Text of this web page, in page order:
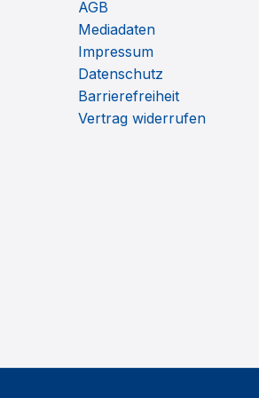
AGB
Mediadaten
Impressum
Datenschutz
Barrierefreiheit
Vertrag widerrufen